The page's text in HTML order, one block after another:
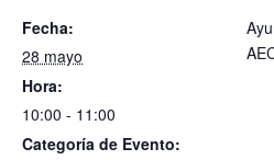
Fecha:
28 mayo
Hora:
10:00 - 11:00
Categoría de Evento: